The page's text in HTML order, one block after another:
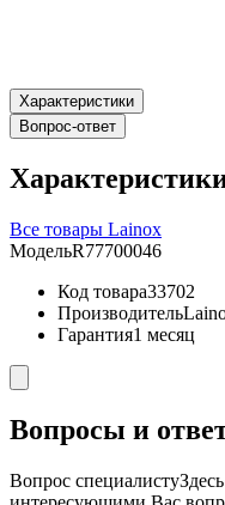
Характеристики
Вопрос-ответ
Все товары Lainox
МодельR77700046
Код товара33702
Производитель
Гарантия1 месяц
Вопросы и
Вопрос специалисту